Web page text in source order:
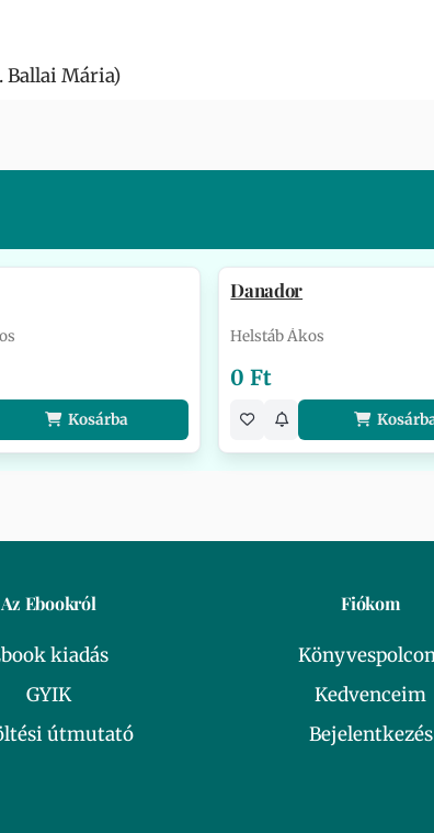
Ballai Mária)
Kosárba
Danador
Helstáb Ákos
0 Ft
Az Ebookról
kiadás
GYIK
útmutató
Fiókom
Kedvenceim
Bejelentkezés